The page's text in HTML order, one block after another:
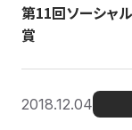
第11回ソーシャ
賞
2018.12.04